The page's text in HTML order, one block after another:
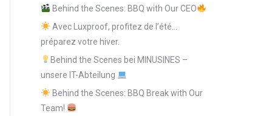
Behind the Scenes: BBQ with Our CEO
Avec Luxproof, profitez de l’été…
préparez votre hiver.
Behind the Scenes bei MINUSINES –
unsere IT-Abteilung
Behind the Scenes: BBQ Break with Our
Team!